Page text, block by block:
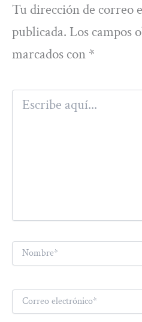
Tu dirección de correo
publicada. Los campos
marcados con *
Escribe
aquí...
Nombre*
Correo
electrónico*